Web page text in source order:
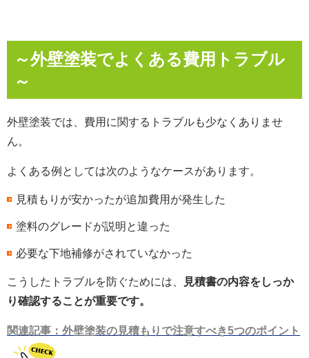
～外壁塗装でよくある費用トラブル
～
外壁塗装では、費用に関するトラブルも少なくありませ
ん。
よくある例としては次のようなケースがあります。
見積もりが安かったが追加費用が発生した
塗料のグレードが説明と違った
必要な下地補修がされていなかった
こうしたトラブルを防ぐためには、
見積書の内容をしっか
り確認することが重要です。
関連記事：外壁塗装の見積もりで注意すべき5つのポイント